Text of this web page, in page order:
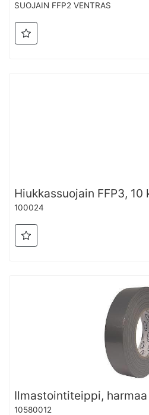
SUOJAIN FFP2 VENTRAS
Hiukkassuojain FFP3, 10
100024
Ilmastointiteippi,
10580012